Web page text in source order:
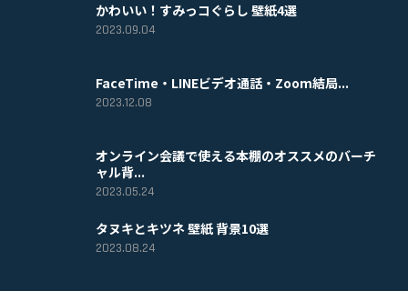
かわいい！すみっコぐらし 壁紙4選
2023.09.04
FaceTime・LINEビデオ通話・Zoom結局...
2023.12.08
オンライン会議で使える本棚のオススメのバーチ
ャル背...
2023.05.24
タヌキとキツネ 壁紙 背景10選
2023.08.24